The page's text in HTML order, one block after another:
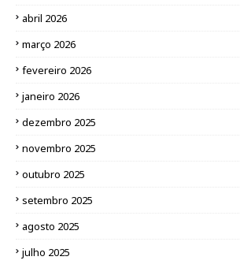
abril 2026
março 2026
fevereiro 2026
janeiro 2026
dezembro 2025
novembro 2025
outubro 2025
setembro 2025
agosto 2025
julho 2025